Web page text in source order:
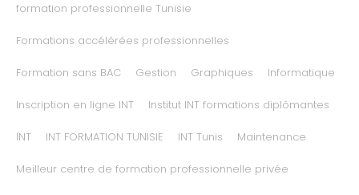
formation professionnelle Tunisie
Formations accélérées professionnelles
Formation sans BAC Gestion Graphiques Informatique
Inscription en ligne INT Institut INT formations diplômantes
INT INT FORMATION TUNISIE INT Tunis Maintenance
Meilleur centre de formation professionnelle privée